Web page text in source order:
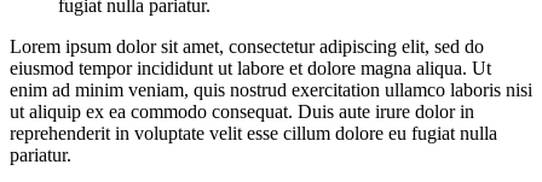
fugiat nulla pariatur.
Lorem ipsum dolor sit amet, consectetur adipiscing elit, sed do
eiusmod tempor incididunt ut labore et dolore magna aliqua. Ut
enim ad minim veniam, quis nostrud exercitation ullamco laboris nisi
ut aliquip ex ea commodo consequat. Duis aute irure dolor in
reprehenderit in voluptate velit esse cillum dolore eu fugiat nulla
pariatur.